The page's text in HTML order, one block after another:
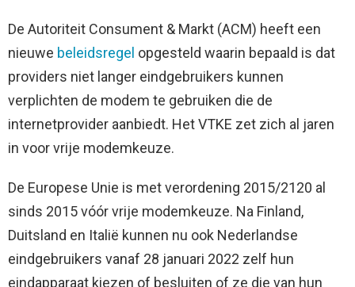
De Autoriteit Consument & Markt (ACM) heeft een
nieuwe beleidsregel opgesteld waarin bepaald is dat
providers niet langer eindgebruikers kunnen
verplichten de modem te gebruiken die de
internetprovider aanbiedt. Het VTKE zet zich al jaren
in voor vrije modemkeuze.
De Europese Unie is met verordening 2015/2120 al
sinds 2015 vóór vrije modemkeuze. Na Finland,
Duitsland en Italië kunnen nu ook Nederlandse
eindgebruikers vanaf 28 januari 2022 zelf hun
eindapparaat kiezen of besluiten of ze die van hun